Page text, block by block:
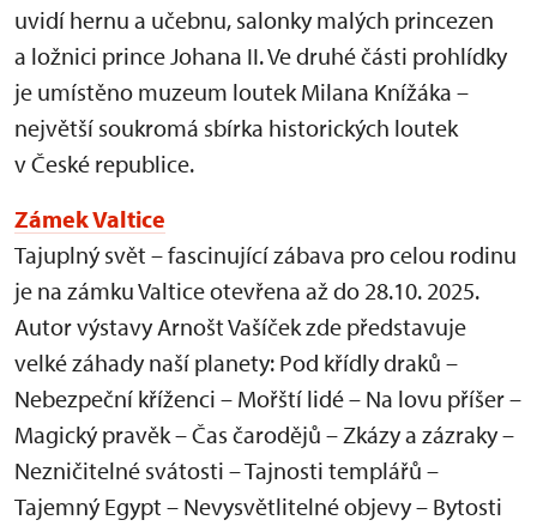
uvidí hernu a učebnu, salonky malých princezen
a ložnici prince Johana II. Ve druhé části prohlídky
je umístěno muzeum loutek Milana Knížáka –
největší soukromá sbírka historických loutek
v České republice.
Zámek Valtice
Tajuplný svět – fascinující zábava pro celou rodinu
je na zámku Valtice otevřena až do 28.10. 2025.
Autor výstavy Arnošt Vašíček zde představuje
velké záhady naší planety: Pod křídly draků –
Nebezpeční kříženci – Mořští lidé – Na lovu příšer –
Magický pravěk – Čas čarodějů – Zkázy a zázraky –
Nezničitelné svátosti – Tajnosti templářů –
Tajemný Egypt – Nevysvětlitelné objevy – Bytosti